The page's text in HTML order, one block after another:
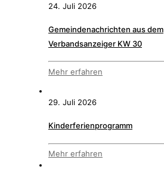
24. Juli 2026
Gemeindenachrichten aus dem
Verbandsanzeiger KW 30
Mehr erfahren
29. Juli 2026
Kinderferienprogramm
Mehr erfahren